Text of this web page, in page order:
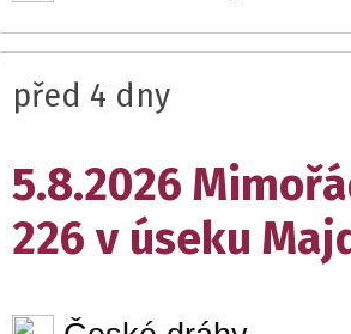
před 4 dny
5.8.2026
226 v úseku